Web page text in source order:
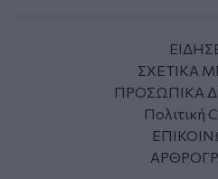
ΣΧΕΤΙΚΑ
ΠΡΟΣΩΠΙΚΑ
Πολιτική